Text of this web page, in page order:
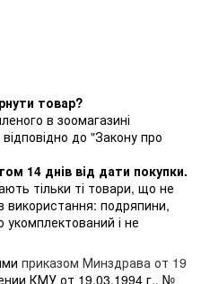
товар?
в зоомагазині
до "Закону про
14 днів від дати покупки.
тільки ті товари, що не
використання: подряпини,
і не
приказом Минздрава от 19
КМУ от 19.03.1994 г.. №